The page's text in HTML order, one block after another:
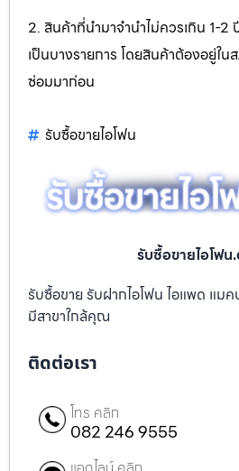
2. สินค้าที่นำมาจำนำไม่ควรเกิน 1-2
เป็นบางรายการ โดยสินค้าต้องอยู่ใน
ซ่อมมาก่อน
รับซื้อขายไอโฟน
รับซื้อขายไอโฟน
รับซื้อขาย รับฝากไอโฟน ไอแพด แมค
มีสาขาใกล้คุณ
ติดต่อเรา
โทร คลิก
082 246 9555